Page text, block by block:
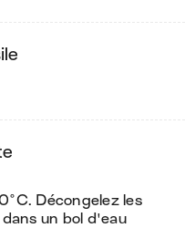
Décongelez les
un bol d'eau